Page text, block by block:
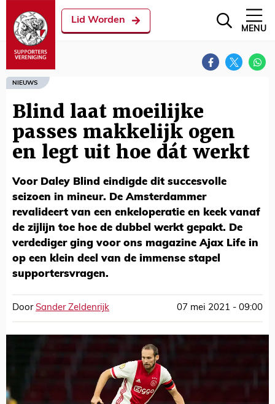
Lid Worden
MENU
NIEUWS
Blind laat moeilijke
passes makkelijk ogen
en legt uit hoe dát werkt
Voor Daley Blind eindigde dit succesvolle
seizoen in mineur. De Amsterdammer
revalideert van een enkeloperatie en keek vanaf
de zijlijn toe hoe de dubbel werkt gepakt. De
verdediger ging voor ons magazine Ajax Life in
op een klein deel van de immense stapel
supportersvragen.
Door Sander Zeldenrijk 07 mei 2021 - 09:00